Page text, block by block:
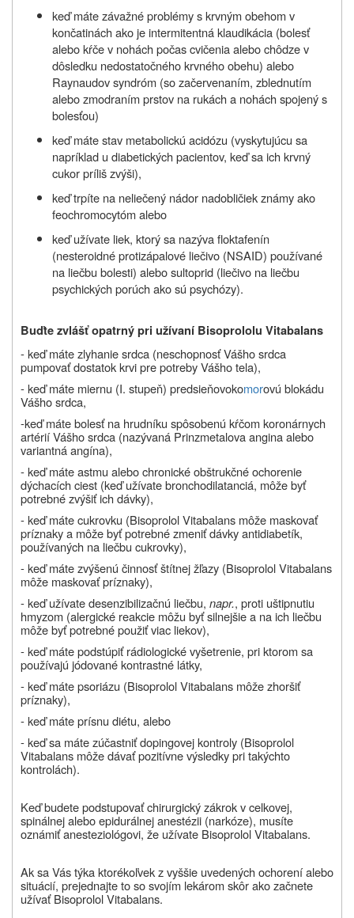
keď máte závažné problémy s krvným obehom v
končatinách ako je intermitentná klaudikácia (bolesť
alebo kŕče v nohách počas cvičenia alebo chôdze v
dôsledku nedostatočného krvného obehu) alebo
Raynaudov syndróm (so začervenaním, zblednutím
alebo zmodraním prstov na rukách a nohách spojený s
bolesťou)
keď máte stav metabolickú acidózu (vyskytujúcu sa
napríklad u diabetických pacientov, keď sa ich krvný
cukor príliš zvýši),
keď trpíte na neliečený nádor nadobličiek známy ako
feochromocytóm alebo
keď užívate liek, ktorý sa nazýva floktafenín
(nesteroidné protizápalové liečivo (NSAID) používané
na liečbu bolesti) alebo sultoprid (liečivo na liečbu
psychických porúch ako sú psychózy).
Buďte zvlášť opatrný pri užívaní Bisoprololu Vitabalans
- keď máte zlyhanie srdca (neschopnosť Vášho srdca
pumpovať dostatok krvi pre potreby Vášho tela),
- keď máte miernu (I. stupeň) predsieňovokomorovú blokádu
Vášho srdca,
-keď máte bolesť na hrudníku spôsobenú kŕčom koronárnych
artérií Vášho srdca (nazývaná Prinzmetalova angina alebo
variantná angína),
- keď máte astmu alebochronické obštrukčné ochorenie
dýchacích ciest (keď užívate bronchodilatanciá, môže byť
potrebné zvýšiť ich dávky),
- keď máte cukrovku (Bisoprolol Vitabalans môže maskovať
príznaky a môže byť potrebné zmeniť dávky antidiabetík,
používaných na liečbu cukrovky),
- keď máte zvýšenú činnosť štítnej žľazy (Bisoprolol Vitabalans
môže maskovať príznaky),
- keď užívate desenzibilizačnú liečbu, napr., proti uštipnutiu
hmyzom (alergické reakcie môžu byť silnejšie a na ich liečbu
môže byť potrebné použiť viac liekov),
- keď máte podstúpiť rádiologické vyšetrenie, pri ktorom sa
používajú jódované kontrastné látky,
- keď máte psoriázu (Bisoprolol Vitabalans môže zhoršiť
príznaky),
- keď máte prísnu diétu, alebo
- keď sa máte zúčastniť dopingovej kontroly (Bisoprolol
Vitabalans môže dávať pozitívne výsledky pri takýchto
kontrolách).
Keď budete podstupovať chirurgický zákrok v celkovej,
spinálnej alebo epidurálnej anestézii (narkóze), musíte
oznámiť anesteziológovi, že užívate Bisoprolol Vitabalans.
Ak sa Vás týka ktorékoľvek z vyššie uvedených ochorení alebo
situácií, prejednajte to so svojím lekárom skôr ako začnete
užívať Bisoprolol Vitabalans.